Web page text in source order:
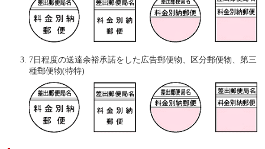
7日程度の送達余裕承諾をした広告郵便物、区分郵便物、第三
種郵便物(特特)